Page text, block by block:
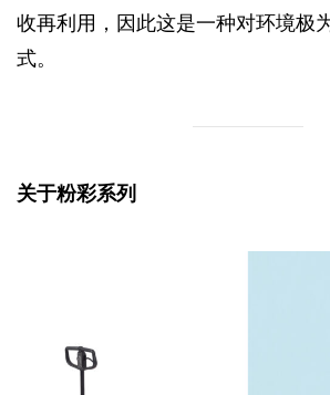
收再利用，因此这是一种对环境极
式。
关于粉彩系列